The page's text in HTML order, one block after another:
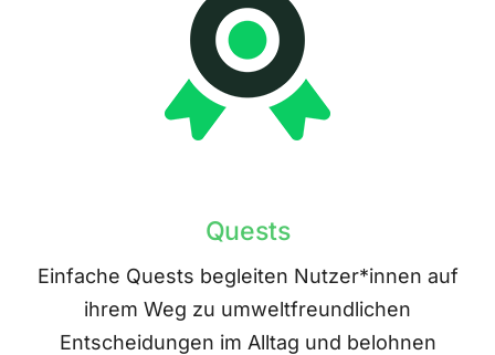
Quests
Einfache Quests begleiten Nutzer*innen auf
ihrem Weg zu umweltfreundlichen
Entscheidungen im Alltag und belohnen